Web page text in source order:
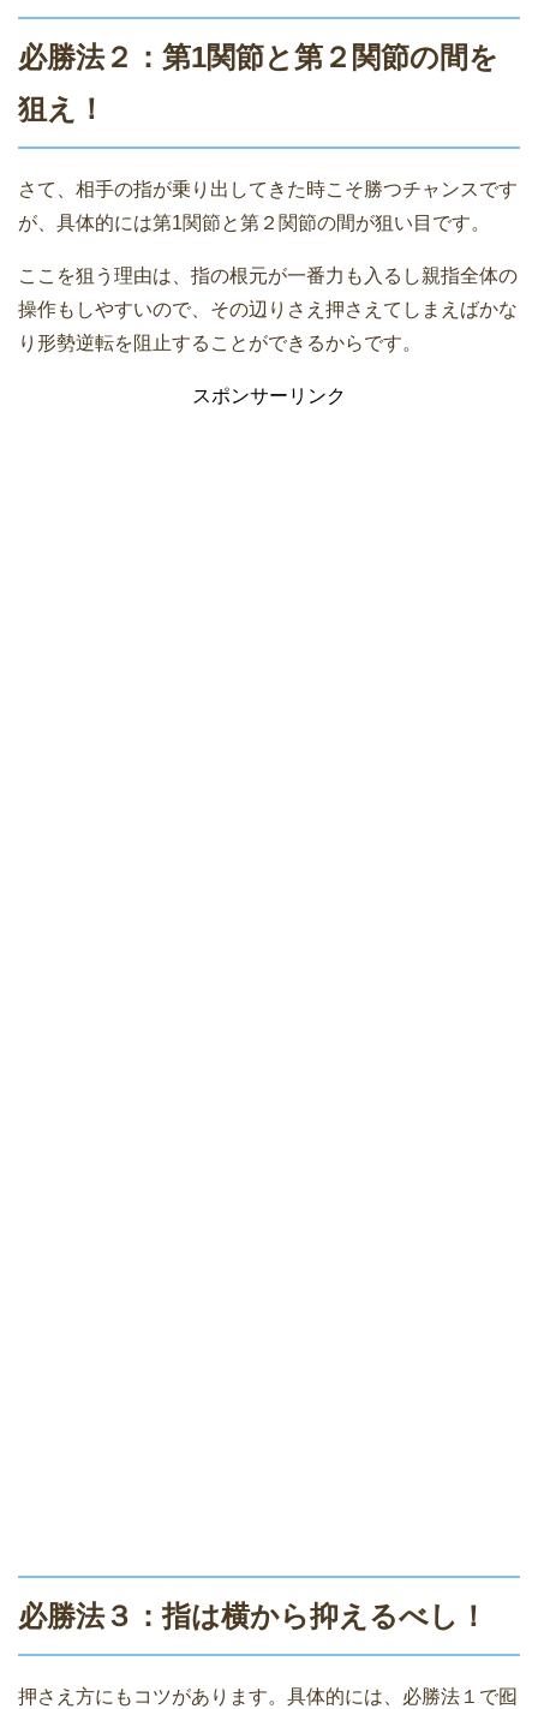
必勝法２：第1関節と第２関節の間を
狙え！
さて、相手の指が乗り出してきた時こそ勝つチャンスです
が、具体的には第1関節と第２関節の間が狙い目です。
ここを狙う理由は、指の根元が一番力も入るし親指全体の
操作もしやすいので、その辺りさえ押さえてしまえばかな
り形勢逆転を阻止することができるからです。
スポンサーリンク
必勝法３：指は横から抑えるべし！
押さえ方にもコツがあります。具体的には、必勝法１で囮